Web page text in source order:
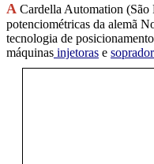
A Cardella Automation (São
potenciométricas da alemã
tecnologia de
máquinas injetoras e